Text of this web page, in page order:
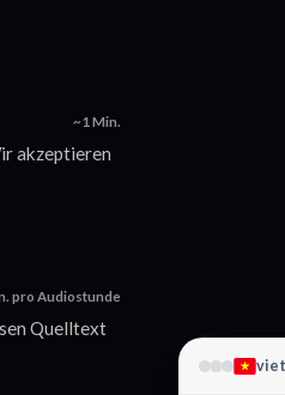
~1 Min.
akzeptieren
pro Audiostunde
Quelltext